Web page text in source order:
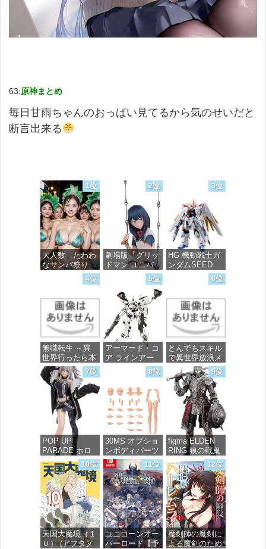
63:原神まとめ
毎日甘雨ちゃんのおっぱい見てるから気のせいだと
断言出来る
1位
大人数 たわわ
なサンバ祭り
価格：¥99
2位
劇場版『グリッ
ドマン ユニバ
ース』 宝多六
花 wall figure
1/7スケール プ
ラスチック製
塗装済み完成品
フィギュア
価格：¥13,756
3位
HG 機動戦士ガ
ンダムSEED
FREEDOM マ
イティーストラ
ガンダム 1/144
スケール 色分
け済みプラモデ
価格：¥4,800
4位
無職転生 ～異
世界行ったら本
気だす～ 20
(MFコミック
ス フラッパー
シリーズ)
価格：¥748
5位
アーマード・コ
ア ラインアー
ク ホワイト・
グリント 全高
約160mm 1/72
スケール プラ
モデル
価格：¥7,367
6位
とんでもスキル
で異世界放浪メ
シ 10 (ガルドコ
ミックス)
価格：¥726
7位
POP UP
PARADE ホロ
ライブプロダク
ション 獅白ぼ
たん ノンスケ
ール プラスチ
ック製 塗装済
み完成品フィギ
ュア
価格：¥4,676
8位
30MS オプショ
ンボディパーツ
アームパーツ&
レッグパーツ
[カラーC] 色分
け済みプラモデ
ル
価格：¥1,949
9位
figma ELDEN
RING 狼の戦鬼
ノンスケール
プラスチック製
塗装済み可動フ
ィギュア
価格：¥13,115
10位
天国大魔境（１
０） (アフタヌ
11位
ユニコーンオー
バーロード【予
12位
魔剣師の魔剣に
よる魔剣のため